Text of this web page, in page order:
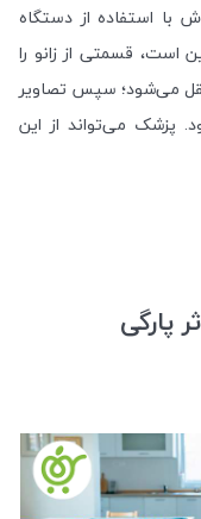
با استفاده از دستگاه
است، قسمتی از زانو را
می‌شود؛ سپس تصاویر
پزشک می‌تواند از این
پارگی